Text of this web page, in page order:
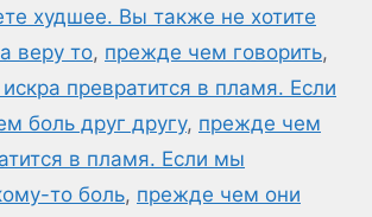
худшее. Вы также не хотите
веру то, прежде чем говорить,
превратится в пламя. Если
боль друг другу, прежде чем
в пламя. Если мы
то боль, прежде чем они